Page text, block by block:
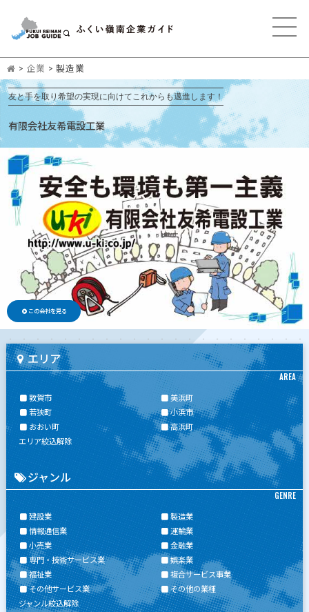
> 企業 > 製造業
友と手を取り希望の実現に向けてこれからも邁進します！
有限会社友希電設工業
この会社を見る
エリア
AREA
敦賀市
美浜町
若狭町
小浜市
おおい町
高浜町
エリア絞込解除
ジャンル
GENRE
建設業
製造業
情報通信業
運輸業
小売業
金融業
専門・技術サービス業
娯楽業
福祉業
複合サービス事業
その他サービス業
その他の業種
ジャンル絞込解除